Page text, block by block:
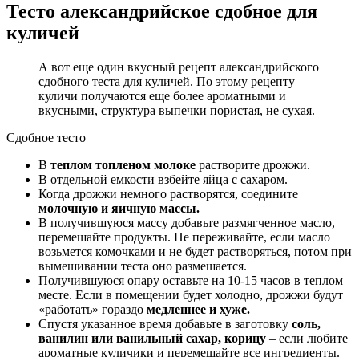
Тесто александрийское сдобное для
куличей
А вот еще один вкусный рецепт александрийского
сдобного теста для куличей. По этому рецепту
куличи получаются еще более ароматными и
вкусными, структура выпечки пористая, не сухая.
Сдобное тесто
В теплом топленом молоке растворите дрожжи.
В отдельной емкости взбейте яйца с сахаром.
Когда дрожжи немного растворятся, соедините
молочную и яичную массы.
В получившуюся массу добавьте размягченное масло,
перемешайте продукты. Не переживайте, если масло
возьмется комочками и не будет растворяться, потом при
вымешивании теста оно размешается.
Получившуюся опару оставьте на 10-15 часов в теплом
месте. Если в помещении будет холодно, дрожжи будут
«работать» гораздо медленнее и хуже.
Спустя указанное время добавьте в заготовку соль,
ванилин или ванильный сахар, корицу – если любите
ароматные куличики и перемешайте все ингредиенты.